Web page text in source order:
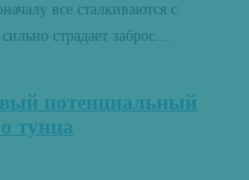
все сталкиваются с
страдает заброс....
потенциальный
тунца